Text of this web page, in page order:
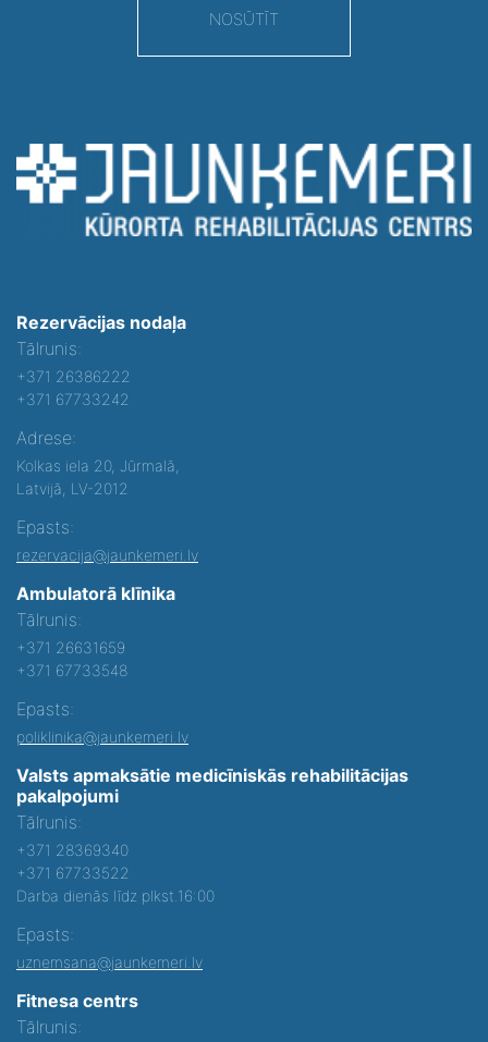
NOSŪTĪT
Rezervācijas nodaļa
Tālrunis:
+371 26386222
+371 67733242
Adrese:
Kolkas iela 20, Jūrmalā,
Latvijā, LV-2012
Epasts:
rezervacija@jaunkemeri.lv
Ambulatorā klīnika
Tālrunis:
+371 26631659
+371 67733548
Epasts:
poliklinika@jaunkemeri.lv
Valsts apmaksātie medicīniskās rehabilitācijas
pakalpojumi
Tālrunis:
+371 28369340
+371 67733522
Darba dienās līdz plkst.16:00
Epasts:
uznemsana@jaunkemeri.lv
Fitnesa centrs
Tālrunis: